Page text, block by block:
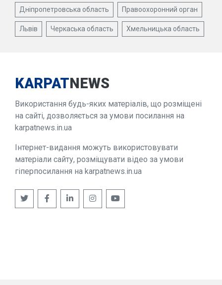
Дніпропетровська область Правоохоронний орган
Львів Черкаська область Хмельницька область
KARPATNEWS
Використання будь-яких матеріалів, що розміщені
на сайті, дозволяється за умови посилання на
karpatnews.in.ua
Інтернет-видання можуть використовувати
матеріали сайту, розміщувати відео за умови
гіперпосилання на karpatnews.in.ua